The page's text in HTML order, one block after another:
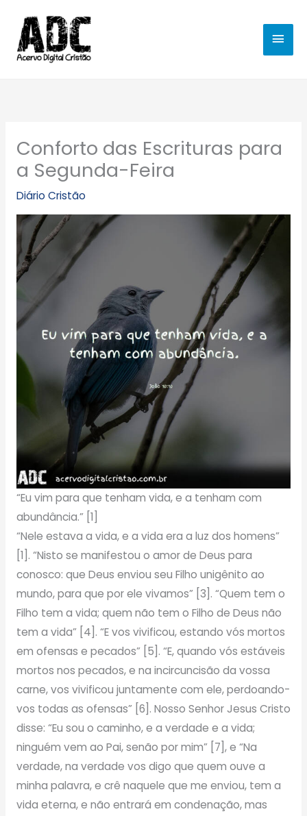
para
conteúdo
Conforto das Escrituras para
a Segunda-Feira
Diário Cristão
“Eu vim para que tenham vida, e a tenham com
abundância.” [1]
“Nele estava a vida, e a vida era a luz dos homens”
[1]. “Nisto se manifestou o amor de Deus para
conosco: que Deus enviou seu Filho unigênito ao
mundo, para que por ele vivamos” [3]. “Quem tem o
Filho tem a vida; quem não tem o Filho de Deus não
tem a vida” [4]. “E vos vivificou, estando vós mortos
em ofensas e pecados” [5]. “E, quando vós estáveis
mortos nos pecados, e na incircuncisão da vossa
carne, vos vivificou juntamente com ele, perdoando-
vos todas as ofensas” [6]. Nosso Senhor Jesus Cristo
disse: “Eu sou o caminho, e a verdade e a vida;
ninguém vem ao Pai, senão por mim” [7], e “Na
verdade, na verdade vos digo que quem ouve a
minha palavra, e crê naquele que me enviou, tem a
vida eterna, e não entrará em condenação, mas